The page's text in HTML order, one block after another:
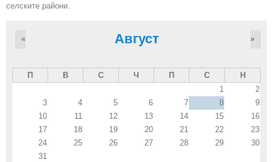
селските райони.
Август
« »
П В С Ч П С
Н
1
2
3
4 5 6 7 8
9
10
11 12 13 14 15
16
17
18 19 20 21 22
23
24
25 26 27 28 29
30
31